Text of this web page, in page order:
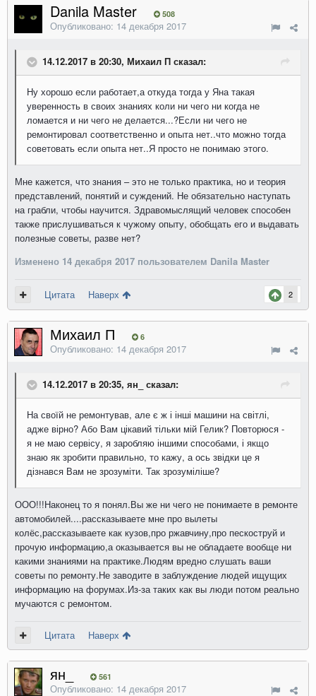
Danila Master 508
Опубликовано: 14 декабря 2017
14.12.2017 в 20:30, Михаил П сказал:
Ну хорошо если работает,а откуда тогда у Яна такая
уверенность в своих знаниях коли ни чего ни когда не
ломается и ни чего не делается...?Если ни чего не
ремонтировал соответственно и опыта нет..что можно тогда
советовать если опыта нет..Я просто не понимаю этого.
Мне кажется, что знания – это не только практика, но и теория
представлений, понятий и суждений. Не обязательно наступать
на грабли, чтобы научится. Здравомыслящий человек способен
также прислушиваться к чужому опыту, обобщать его и выдавать
полезные советы, разве нет?
Изменено 14 декабря 2017 пользователем Danila Master
2
Цитата Наверх
Михаил П 6
Опубликовано: 14 декабря 2017
14.12.2017 в 20:35, ян_ сказал:
На своїй не ремонтував, але є ж і інші машини на світлі,
адже вірно? Або Вам цікавий тільки мій Гелик? Повторюся -
я не маю сервісу, я заробляю іншими способами, і якщо
знаю як зробити правильно, то кажу, а ось звідки це я
дізнався Вам не зрозуміти. Так зрозуміліше?
ООО!!!Наконец то я понял.Вы же ни чего не понимаете в ремонте
автомобилей....рассказываете мне про вылеты
колёс,рассказываете как кузов,про ржавчину,про пескоструй и
прочую информацию,а оказывается вы не обладаете вообще ни
какими знаниями на практике.Людям вредно слушать ваши
советы по ремонту.Не заводите в заблуждение людей ищущих
информацию на форумах.Из-за таких как вы люди потом реально
мучаются с ремонтом.
Цитата Наверх
ян_ 561
Опубликовано: 14 декабря 2017